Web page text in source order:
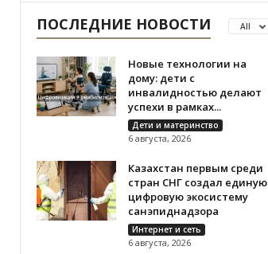
ПОСЛЕДНИЕ НОВОСТИ All
Новые технологии на
дому: дети с
инвалидностью делают
успехи в рамках...
Дети и материнство
6 августа, 2026
Казахстан первым среди
стран СНГ создал единую
цифровую экосистему
санэпиднадзора
Интернет и сеть
6 августа, 2026